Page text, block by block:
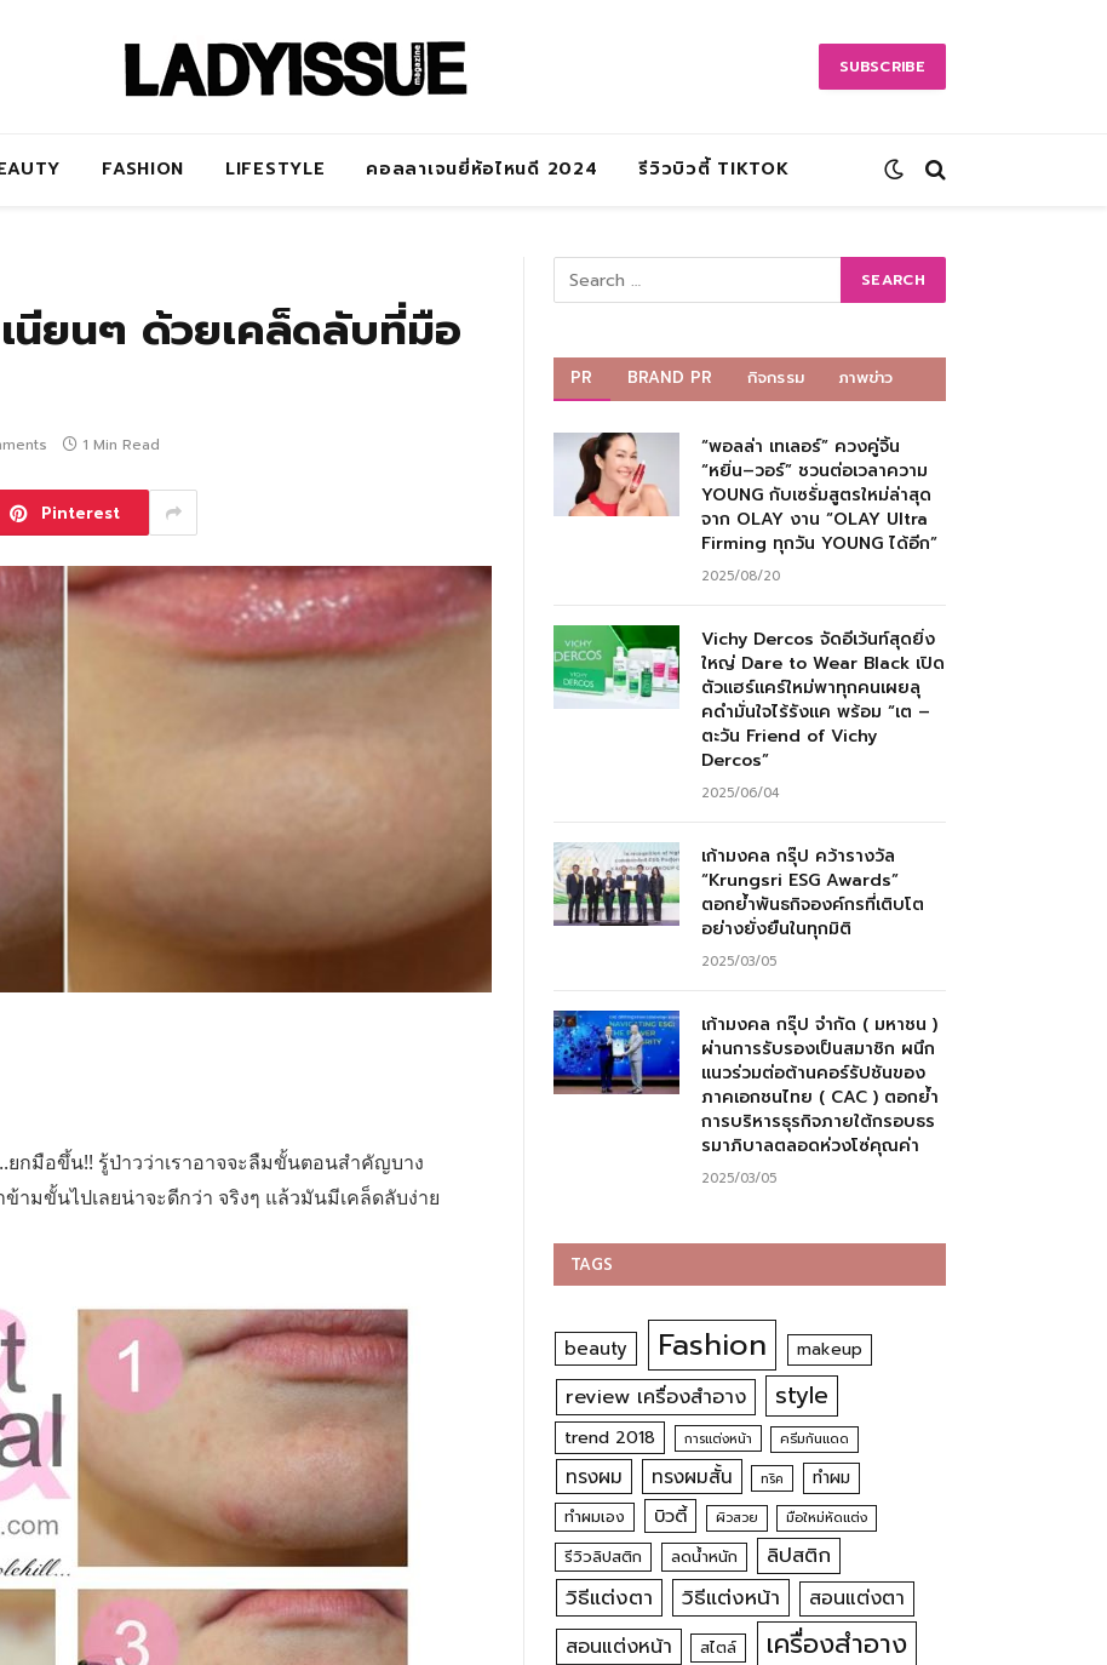
SUBSCRIBE
FASHION LIFESTYLE คอลลาเจนยี่ห้อไหนดี 2024 รีวิวบิวตี้ TIKTOK
ยนๆ ด้วยเคล็ดลับที่มือ
1 Min Read
Pinterest
ยกมือขึ้น!! รู้ป่าวว่าเราอาจจะลืมขั้นตอนสำคัญบาง
ามขั้นไปเลยน่าจะดีกว่า จริงๆ แล้วมันมีเคล็ดลับง่าย
PR BRAND PR กิจกรรม ภาพข่าว
“พอลล่า เทเลอร์” ควงคู่จิ้น
“หยิ่น–วอร์” ชวนต่อเวลาความ
YOUNG กับเซรั่มสูตรใหม่ล่าสุด
จาก OLAY งาน “OLAY Ultra
Firming ทุกวัน YOUNG ได้อีก”
2025/08/20
Vichy Dercos จัดอีเว้นท์สุดยิ่ง
ใหญ่ Dare to Wear Black เปิด
ตัวแฮร์แคร์ใหม่พาทุกคนเผยลุ
คดำมั่นใจไร้รังแค พร้อม “เต –
ตะวัน Friend of Vichy
Dercos”
2025/06/04
เก้ามงคล กรุ๊ป คว้ารางวัล
“Krungsri ESG Awards”
ตอกย้ำพันธกิจองค์กรที่เติบโต
อย่างยั่งยืนในทุกมิติ
2025/03/05
เก้ามงคล กรุ๊ป จำกัด ( มหาชน )
ผ่านการรับรองเป็นสมาชิก ผนึก
แนวร่วมต่อต้านคอร์รัปชันของ
ภาคเอกชนไทย ( CAC ) ตอกย้ำ
การบริหารธุรกิจภายใต้กรอบธร
รมาภิบาลตลอดห่วงโซ่คุณค่า
2025/03/05
TAGS
beauty Fashion makeup
review เครื่องสำอาง style
trend 2018 การแต่งหน้า ครีมกันแดด
ทรงผม ทรงผมสั้น ทริค ทำผม
ทำผมเอง บิวตี้ ผิวสวย มือใหม่หัดแต่ง
รีวิวลิปสติก ลดน้ำหนัก ลิปสติก
วิธีแต่งตา วิธีแต่งหน้า สอนแต่งตา
สอนแต่งหน้า สไตล์ เครื่องสำอาง